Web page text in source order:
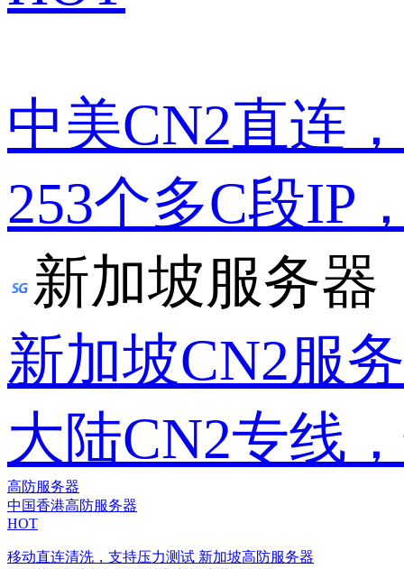
中美CN2直连
253个多C段IP
新加坡服务器
新加坡CN2服
大陆CN2专线
高防服务器
中国香港高防服务器
HOT
移动直连清洗，支持压力测试 新加坡高防服务器